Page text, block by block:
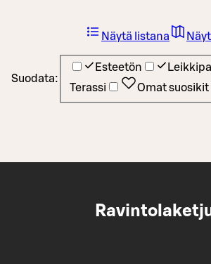
Suodata:
Esteetön
Terassi
Omat suosikit
Näytä listana